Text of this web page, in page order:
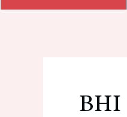
BHI